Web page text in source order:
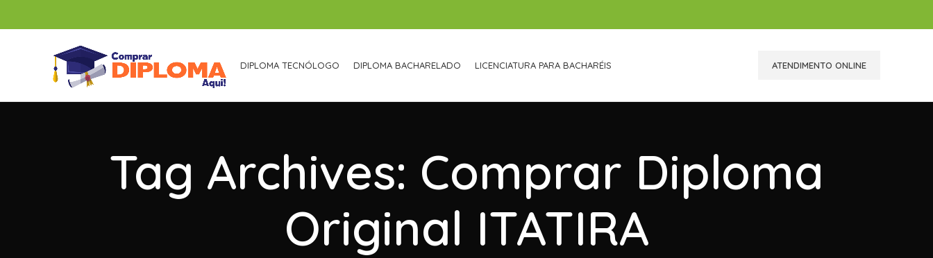
DIPLOMA TECNÓLOGO DIPLOMA BACHARELADO LICENCIATURA PARA BACHARÉIS ATENDIMENTO ONLINE
Tag Archives: Comprar Diploma
Original ITATIRA